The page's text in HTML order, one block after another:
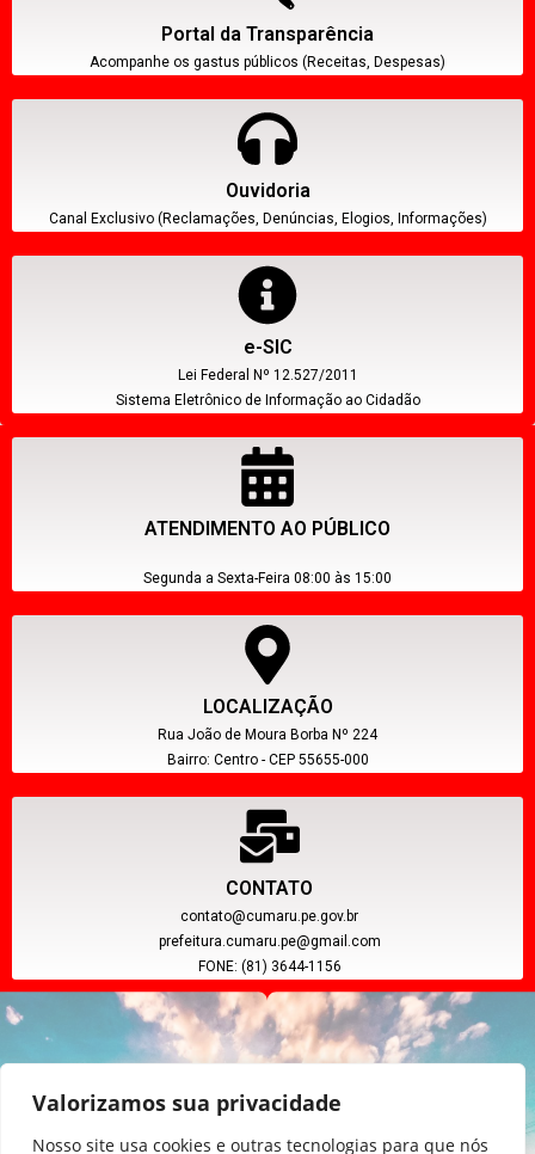
Valorizamos sua privacidade
Nosso site usa cookies e outras tecnologias para que nós
Portal da Transparência
Acompanhe os gastus públicos (Receitas, Despesas)
Ouvidoria
Canal Exclusivo (Reclamações, Denúncias, Elogios, Informações)
e-SIC
Lei Federal Nº 12.527/2011
Sistema Eletrônico de Informação ao Cidadão
ATENDIMENTO AO PÚBLICO
Segunda a Sexta-Feira 08:00 às 15:00
LOCALIZAÇÃO
Rua João de Moura Borba Nº 224
Bairro: Centro - CEP 55655-000
CONTATO
contato@cumaru.pe.gov.br
prefeitura.cumaru.pe@gmail.com
FONE: (81) 3644-1156